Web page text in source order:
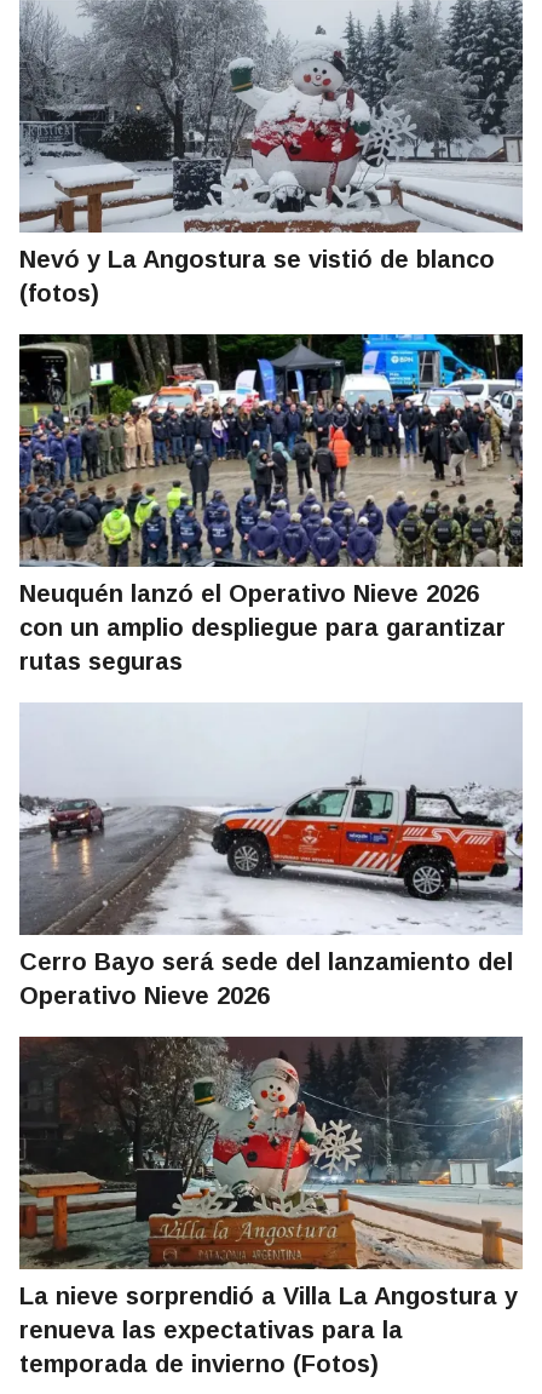
Nevó y La Angostura se vistió de blanco
(fotos)
Neuquén lanzó el Operativo Nieve 2026
con un amplio despliegue para garantizar
rutas seguras
Cerro Bayo será sede del lanzamiento del
Operativo Nieve 2026
La nieve sorprendió a Villa La Angostura y
renueva las expectativas para la
temporada de invierno (Fotos)